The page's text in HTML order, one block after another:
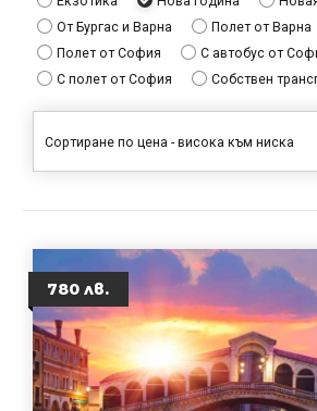
От Бургас и Варна
Полет от Варна
Полет от София
С автобус от
С полет от София
Собствен
Сортиране по цена - висока към ниска
780 лв.